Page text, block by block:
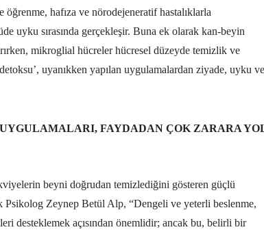
hafıza ve nörodejeneratif hastalıklarla
uyku sırasında gerçekleşir. Buna ek olarak kan-beyin
mikroglial hücreler hücresel düzeyde temizlik ve
uyanıkken yapılan uygulamalardan ziyade, uyku ve
FAYDADAN ÇOK ZARARA
beyni doğrudan temizlediğini gösteren güçlü
Psikolog Zeynep Betül Alp, “Dengeli ve yeterli beslenme,
desteklemek açısından önemlidir; ancak bu, belirli bir